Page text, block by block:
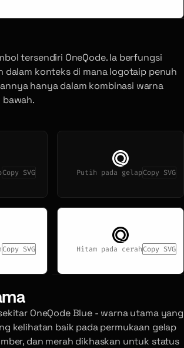
tersendiri OneQode. Ia berfungsi
dalam konteks di mana logotaip penuh
hanya dalam kombinasi warna
Copy SVG Putih pada gelapCopy SVG
Copy SVG Hitam pada cerahCopy SVG
OneQode Blue - warna utama yang
kelihatan baik pada permukaan gelap
dan merah dikhaskan untuk status